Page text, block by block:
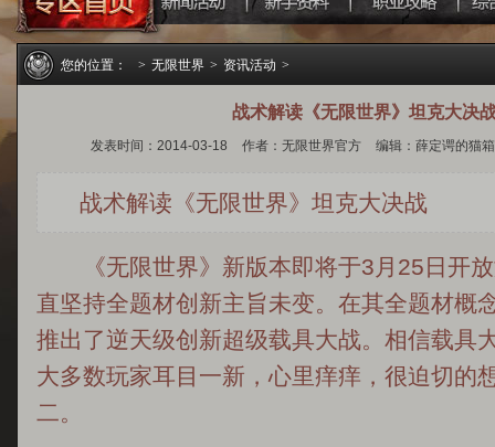
您的位置： > 无限世界 > 资讯活动 >
战术解读《无限世界》坦克大决
发表时间：2014-03-18 作者：无限世界官方 编辑：薛定谔的猫箱
战术解读《无限世界》坦克大决战
《无限世界》新版本即将于3月25日开放
直坚持全题材创新主旨未变。在其全题材概
推出了逆天级创新超级载具大战。相信载具
大多数玩家耳目一新，心里痒痒，很迫切的
二。